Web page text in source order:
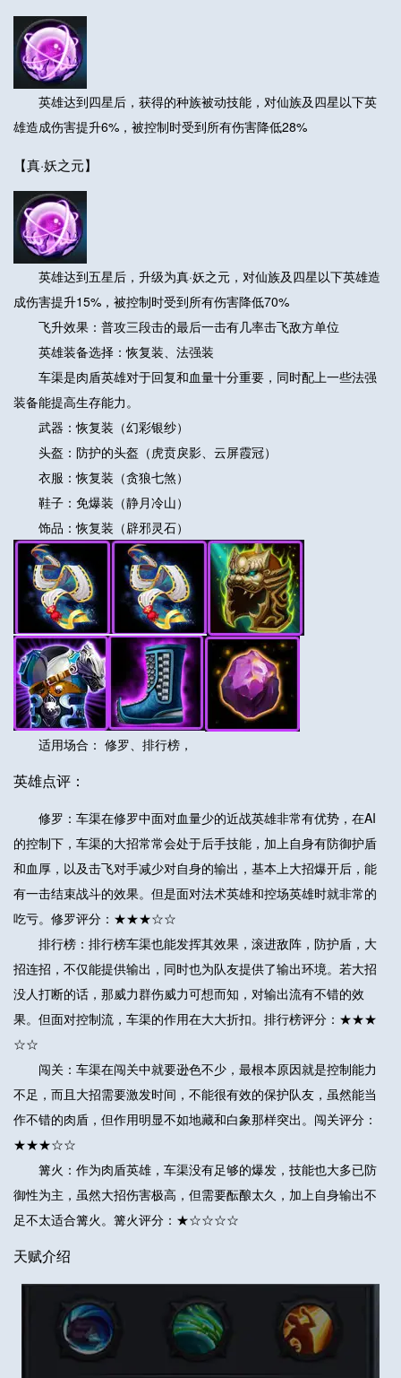
英雄达到四星后，获得的种族被动技能，对仙族及四星以下英
雄造成伤害提升6%，被控制时受到所有伤害降低28%
【真·妖之元】
英雄达到五星后，升级为真·妖之元，对仙族及四星以下英雄造
成伤害提升15%，被控制时受到所有伤害降低70%
飞升效果：普攻三段击的最后一击有几率击飞敌方单位
英雄装备选择：恢复装、法强装
车渠是肉盾英雄对于回复和血量十分重要，同时配上一些法强
装备能提高生存能力。
武器：恢复装（幻彩银纱）
头盔：防护的头盔（虎贲戾影、云屏霞冠）
衣服：恢复装（贪狼七煞）
鞋子：免爆装（静月冷山）
饰品：恢复装（辟邪灵石）
适用场合： 修罗、排行榜，
英雄点评：
修罗：车渠在修罗中面对血量少的近战英雄非常有优势，在AI
的控制下，车渠的大招常常会处于后手技能，加上自身有防御护盾
和血厚，以及击飞对手减少对自身的输出，基本上大招爆开后，能
有一击结束战斗的效果。但是面对法术英雄和控场英雄时就非常的
吃亏。修罗评分：★★★☆☆
排行榜：排行榜车渠也能发挥其效果，滚进敌阵，防护盾，大
招连招，不仅能提供输出，同时也为队友提供了输出环境。若大招
没人打断的话，那威力群伤威力可想而知，对输出流有不错的效
果。但面对控制流，车渠的作用在大大折扣。排行榜评分：★★★
☆☆
闯关：车渠在闯关中就要逊色不少，最根本原因就是控制能力
不足，而且大招需要激发时间，不能很有效的保护队友，虽然能当
作不错的肉盾，但作用明显不如地藏和白象那样突出。闯关评分：
★★★☆☆
篝火：作为肉盾英雄，车渠没有足够的爆发，技能也大多已防
御性为主，虽然大招伤害极高，但需要酝酿太久，加上自身输出不
足不太适合篝火。篝火评分：★☆☆☆☆
天赋介绍